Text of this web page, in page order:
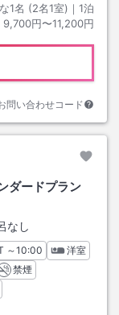
1名 (2名1室)｜ 1泊
9,700円〜11,200円
問い合わせコード
ダードプラン
なし
チェックアウト
～10:00
洋室
禁煙